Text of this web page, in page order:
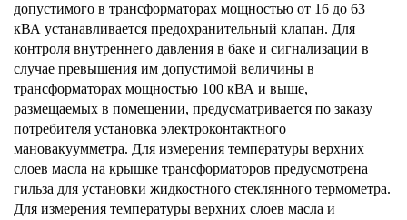
допустимого в трансформаторах мощностью от 16 до 63
кВА устанавливается предохранительный клапан. Для
контроля внутреннего давления в баке и сигнализации в
случае превышения им допустимой величины в
трансформаторах мощностью 100 кВА и выше,
размещаемых в помещении, предусматривается по заказу
потребителя установка электроконтактного
мановакуумметра. Для измерения температуры верхних
слоев масла на крышке трансформаторов предусмотрена
гильза для установки жидкостного стеклянного термометра.
Для измерения температуры верхних слоев масла и